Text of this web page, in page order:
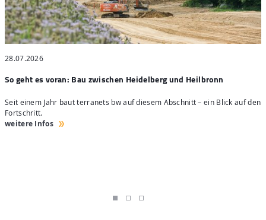
28.07.2026
So geht es voran: Bau zwischen Heidelberg und Heilbronn
Seit einem Jahr baut terranets bw auf diesem Abschnitt – ein Blick auf den
Fortschritt.
weitere Infos